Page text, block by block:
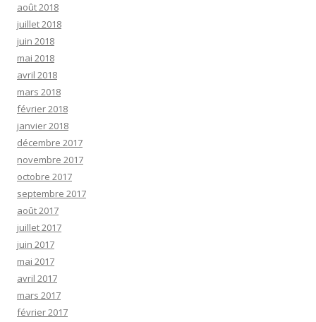
août 2018
juillet 2018
juin 2018
mai 2018
avril 2018
mars 2018
février 2018
janvier 2018
décembre 2017
novembre 2017
octobre 2017
septembre 2017
août 2017
juillet 2017
juin 2017
mai 2017
avril 2017
mars 2017
février 2017